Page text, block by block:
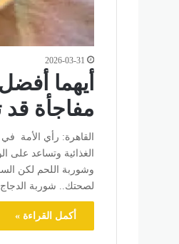
2026-03-31
أيهما
مفاجأة قد
القاهرة: رأي الأمة
الغذائية وتساعد على
وشوربة اللحم لكن
لصحتك.. شوربة
أكمل القراءة »